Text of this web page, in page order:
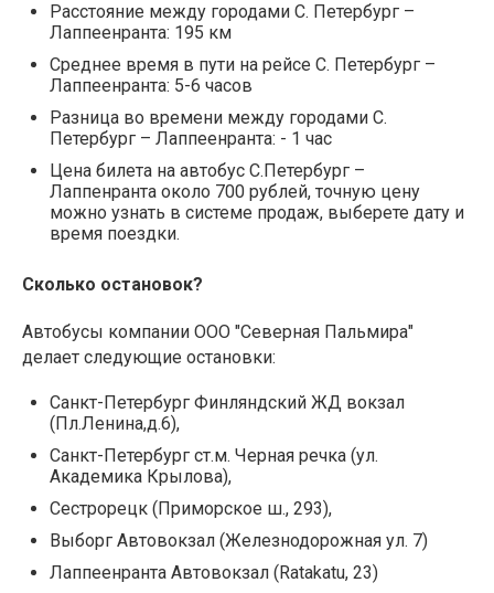
Расстояние между городами С. Петербург –
Лаппеенранта: 195 км
Среднее время в пути на рейсе С. Петербург –
Лаппеенранта: 5-6 часов
Разница во времени между городами С.
Петербург – Лаппеенранта: - 1 час
Цена билета на автобус С.Петербург –
Лаппенранта около 700 рублей, точную цену
можно узнать в системе продаж, выберете дату и
время поездки.
Сколько остановок?
Автобусы компании ООО "Северная Пальмира"
делает следующие остановки:
Санкт-Петербург Финляндский ЖД вокзал
(Пл.Ленина,д.6),
Санкт-Петербург ст.м. Черная речка (ул.
Академика Крылова),
Сестрорецк (Приморское ш., 293),
Выборг Автовокзал (Железнодорожная ул. 7)
Лаппеенранта Автовокзал (Ratakatu, 23)